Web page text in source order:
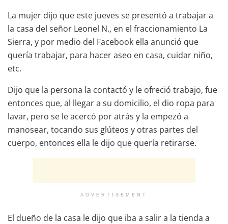
La mujer dijo que este jueves se presentó a trabajar a
la casa del señor Leonel N., en el fraccionamiento La
Sierra, y por medio del Facebook ella anunció que
quería trabajar, para hacer aseo en casa, cuidar niño,
etc.
Dijo que la persona la contactó y le ofreció trabajo, fue
entonces que, al llegar a su domicilio, el dio ropa para
lavar, pero se le acercó por atrás y la empezó a
manosear, tocando sus glúteos y otras partes del
cuerpo, entonces ella le dijo que quería retirarse.
ADVERTISEMENT
El dueño de la casa le dijo que iba a salir a la tienda a